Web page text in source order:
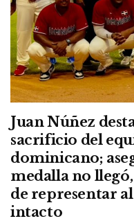
Juan Núñez
sacrificio del
dominicano;
medalla no
de representar
intacto